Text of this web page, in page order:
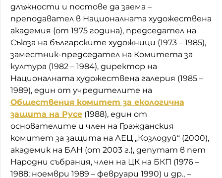
длъжности и постове да заема –
преподавател в Националната художествена
академия (от 1975 година), председател на
Съюза на българските художници (1973 – 1985),
заместник-председател на Комитета за
култура (1982 – 1984), директор на
Националната художествена галерия (1985 –
1989), един от учредителите на
Обществения комитет за екологична
защита на Русе (1988), един от
основателите и член на Гражданския
комитет за защита на АЕЦ „Козлодуй“ (2000),
академик на БАН (от 2003 г.), депутат в пет
Народни събрания, член на ЦК на БКП (1976 –
1988; ноември 1989 – февруари 1990) и др., –